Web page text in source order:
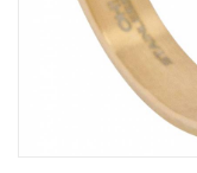
ON THE BEACH